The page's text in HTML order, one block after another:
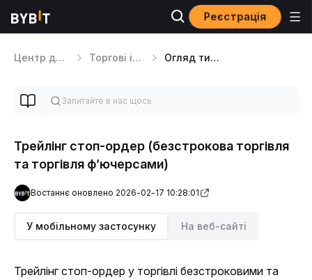
Реєстрація
Центр допомоги Торгові інструменти Огляд типів ордерів
Трейлінг стоп-ордер (безстрокова торгівля
та торгівля ф’ючерсами)
Востаннє оновлено 2026-02-17 10:28:01
У мобільному застосунку На веб-сайті
Трейлінг стоп-ордер у торгівлі безстроковими та